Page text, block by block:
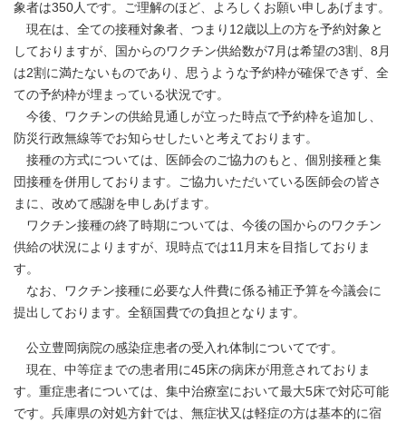
象者は350人です。ご理解のほど、よろしくお願い申しあげます。
現在は、全ての接種対象者、つまり12歳以上の方を予約対象と
しておりますが、国からのワクチン供給数が7月は希望の3割、8月
は2割に満たないものであり、思うような予約枠が確保できず、全
ての予約枠が埋まっている状況です。
今後、ワクチンの供給見通しが立った時点で予約枠を追加し、
防災行政無線等でお知らせしたいと考えております。
接種の方式については、医師会のご協力のもと、個別接種と集
団接種を併用しております。ご協力いただいている医師会の皆さ
まに、改めて感謝を申しあげます。
ワクチン接種の終了時期については、今後の国からのワクチン
供給の状況によりますが、現時点では11月末を目指しておりま
す。
なお、ワクチン接種に必要な人件費に係る補正予算を今議会に
提出しております。全額国費での負担となります。
公立豊岡病院の感染症患者の受入れ体制についてです。
現在、中等症までの患者用に45床の病床が用意されておりま
す。重症患者については、集中治療室において最大5床で対応可能
です。兵庫県の対処方針では、無症状又は軽症の方は基本的に宿